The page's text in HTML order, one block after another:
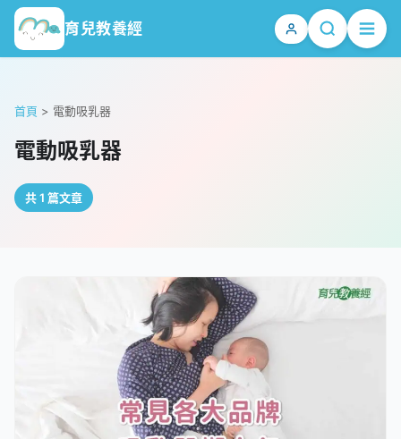
育兒教養經
首頁 > 電動吸乳器
電動吸乳器
共 1 篇文章